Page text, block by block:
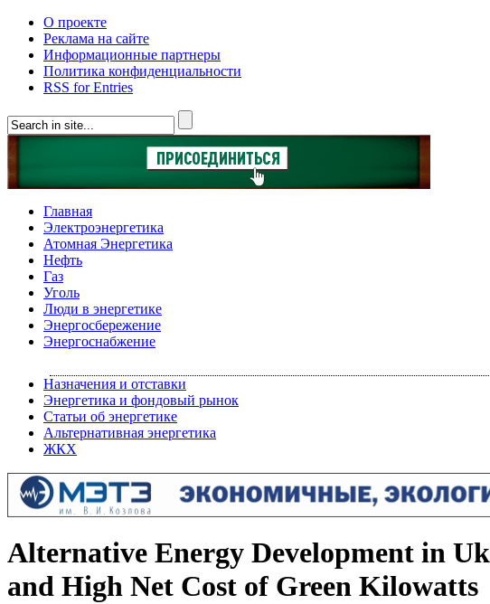
О проекте
Реклама на сайте
Информационные партнеры
Политика конфиденциальности
RSS for Entries
Главная
Электроэнергетика
Атомная Энергетика
Нефть
Газ
Уголь
Люди в энергетике
Энергосбережение
Энергоснабжение
Назначения и отставки
Энергетика и фондовый рынок
Статьи об энергетике
Альтернативная энергетика
ЖКХ
Alternative Energy Development in
and High Net Cost of Green Kilowatts